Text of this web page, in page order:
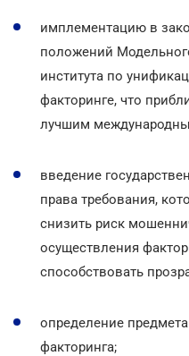
имплементацию в
положений
института по
факторинге, что
лучшим
введение
права требования,
снизить риск
осуществления
способствовать
определение
факторинга;